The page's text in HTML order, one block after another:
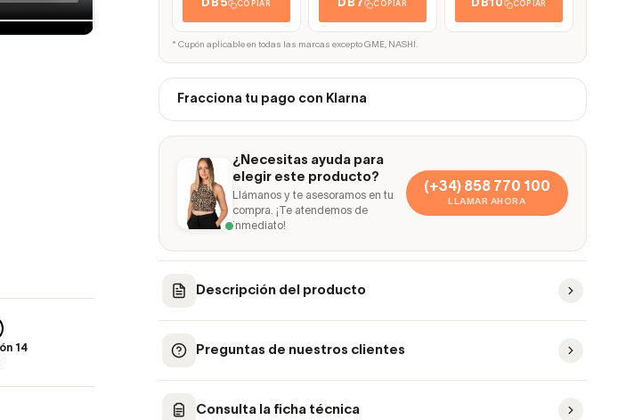
14
DB5 COPIAR DB7 COPIAR DB10 COPIAR
* Cupón aplicable en todas las marcas excepto GME, NASHI.
Fracciona tu pago con Klarna
¿Necesitas ayuda para
elegir este producto?
Llámanos y te asesoramos en tu
compra. ¡Te atendemos de
inmediato!
(+34) 858 770 100
LLAMAR AHORA
Descripción del producto
Preguntas de nuestros clientes
Consulta la ficha técnica